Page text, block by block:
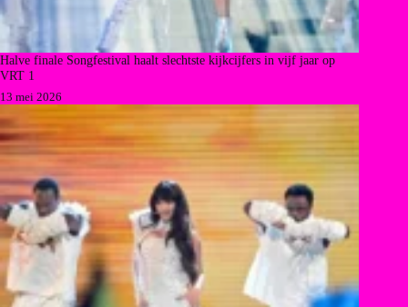
Halve finale Songfestival haalt slechtste kijkcijfers in vijf jaar op
VRT 1
13 mei 2026